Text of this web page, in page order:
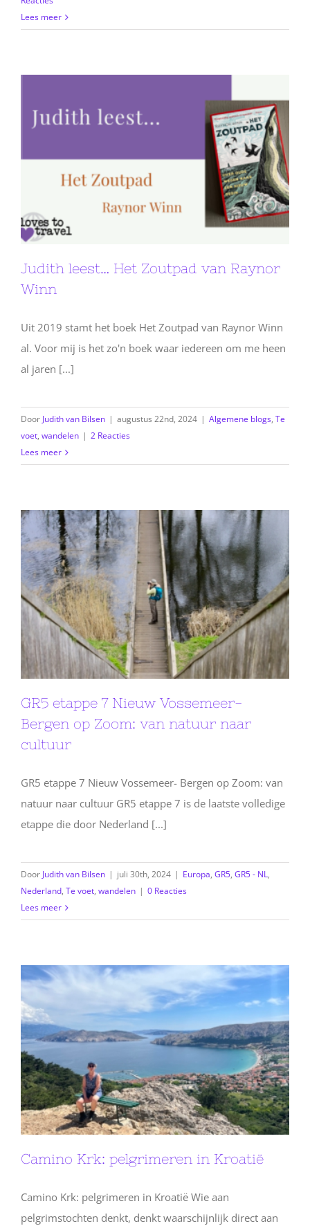
Lees meer
Judith leest… Het Zoutpad van Raynor
Winn
Uit 2019 stamt het boek Het Zoutpad van Raynor Winn
al. Voor mij is het zo'n boek waar iedereen om me heen
al jaren [...]
Door Judith van Bilsen | augustus 22nd, 2024 | Algemene blogs, Te
voet, wandelen | 2 Reacties
Lees meer
GR5 etappe 7 Nieuw Vossemeer-
Bergen op Zoom: van natuur naar
cultuur
GR5 etappe 7 Nieuw Vossemeer- Bergen op Zoom: van
natuur naar cultuur GR5 etappe 7 is de laatste volledige
etappe die door Nederland [...]
DoorJudith van Bilsen | juli 30th, 2024 | Europa, GR5, GR5 - NL,
Nederland, Te voet, wandelen | 0 Reacties
Lees meer
Camino Krk: pelgrimeren in Kroatië
Camino Krk: pelgrimeren in Kroatië Wie aan
pelgrimstochten denkt, denkt waarschijnlijk direct aan